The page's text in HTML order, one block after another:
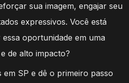
sua imagem, engajar seu
expressivos. Você está
oportunidade em uma
de alto impacto?
SP e dê o primeiro passo